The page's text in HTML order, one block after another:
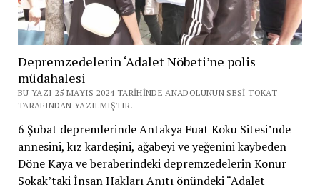
Depremzedelerin ‘Adalet Nöbeti’ne polis
müdahalesi
BU YAZI 25 MAYIS 2024 TARIHINDE ANADOLUNUN SESI TOKAT
TARAFINDAN YAZILMIŞTIR.
6 Şubat depremlerinde Antakya Fuat Koku Sitesi’nde
annesini, kız kardeşini, ağabeyi ve yeğenini kaybeden
Döne Kaya ve beraberindeki depremzedelerin Konur
Sokak’taki İnsan Hakları Anıtı önündeki “Adalet